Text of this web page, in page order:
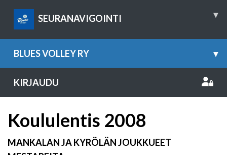
SEURANAVIGOINTI ▾
BLUES VOLLEY RY ▾
KIRJAUDU
Koululentis 2008
MANKALAN JA KYRÖLÄN JOUKKUEET